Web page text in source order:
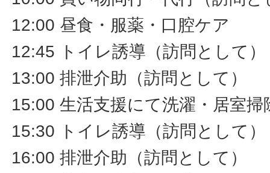
12:00 昼食・服薬・口腔ケア
12:45 トイレ誘導（訪問として）
13:00 排泄介助（訪問として）
15:00 生活支援にて洗濯・居室
15:30 トイレ誘導（訪問として）
16:00 排泄介助（訪問として）